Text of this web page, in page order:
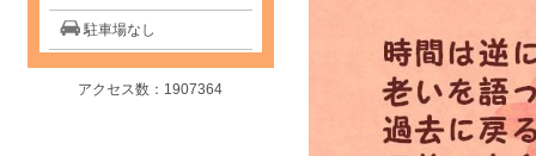
駐車場なし
アクセス数：1907364